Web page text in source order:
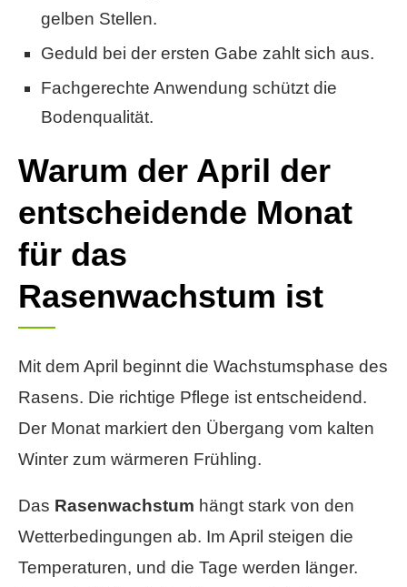
gelben Stellen.
Geduld bei der ersten Gabe zahlt sich aus.
Fachgerechte Anwendung schützt die
Bodenqualität.
Warum der April der
entscheidende Monat
für das
Rasenwachstum ist
Mit dem April beginnt die Wachstumsphase des
Rasens. Die richtige Pflege ist entscheidend.
Der Monat markiert den Übergang vom kalten
Winter zum wärmeren Frühling.
Das Rasenwachstum hängt stark von den
Wetterbedingungen ab. Im April steigen die
Temperaturen, und die Tage werden länger.